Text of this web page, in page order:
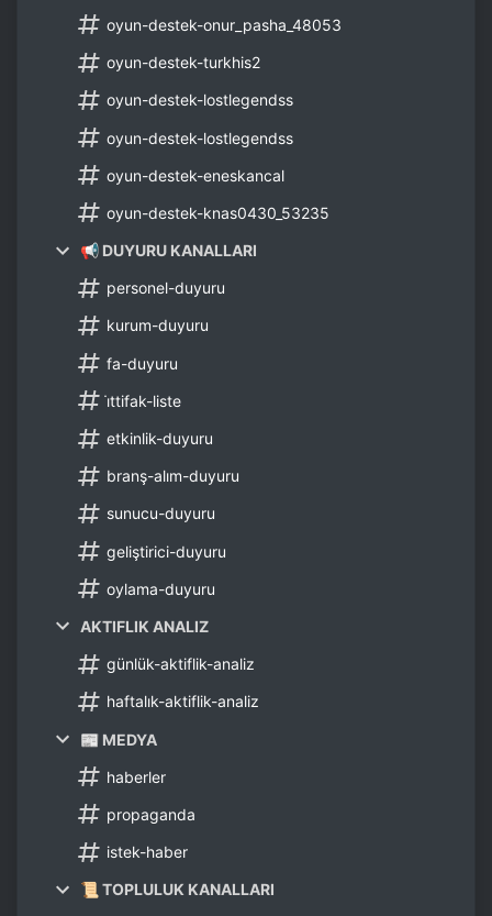
oyun-destek-onur_pasha_48053
oyun-destek-turkhis2
oyun-destek-lostlegendss
oyun-destek-lostlegendss
oyun-destek-eneskancal
oyun-destek-knas0430_53235
📢 DUYURU KANALLARI
personel-duyuru
kurum-duyuru
fa-duyuru
i̇ttifak-liste
etkinlik-duyuru
branş-alım-duyuru
sunucu-duyuru
geliştirici-duyuru
oylama-duyuru
AKTIFLIK ANALIZ
günlük-aktiflik-analiz
haftalık-aktiflik-analiz
📰 MEDYA
haberler
propaganda
istek-haber
📜 TOPLULUK KANALLARI